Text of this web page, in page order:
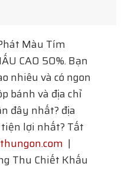
Màu Tím
CAO 50%. Bạn
nhiêu và có ngon
bánh và địa chỉ
đây nhất? địa
lợi nhất? Tất
|
Thu Chiết Khấu